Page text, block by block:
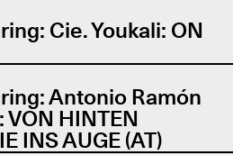
Cie. Youkali: ON
Antonio Ramón
VON HINTEN
INS AUGE (AT)